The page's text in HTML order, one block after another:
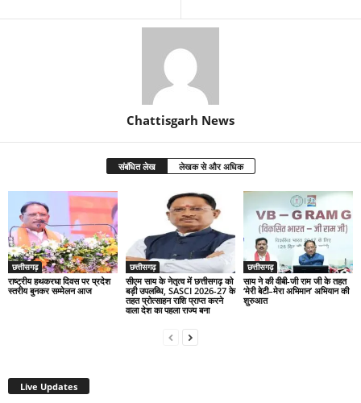
Chattisgarh News
संबंधित लेख लेखक से और अधिक
छत्तीसगढ़
राष्ट्रीय हथकरघा दिवस पर प्रदेश
स्तरीय बुनकर सम्मेलन आज
छत्तीसगढ़
सीएम साय के नेतृत्व में छत्तीसगढ़ को
बड़ी उपलब्धि, SASCI 2026-27 के
तहत प्रोत्साहन राशि प्राप्त करने
वाला देश का पहला राज्य बना
छत्तीसगढ़
साय ने की वीबी-जी राम जी के तहत
‘मेरी बेटी–मेरा अभिमान’ अभियान की
शुरुआत
Live Updates